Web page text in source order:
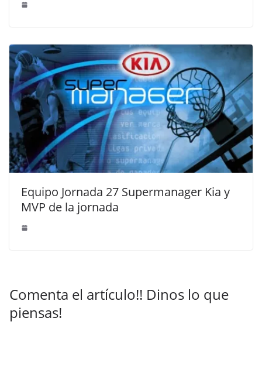
Equipo Jornada 27 Supermanager Kia y
MVP de la jornada
Comenta el artículo!! Dinos lo que
piensas!